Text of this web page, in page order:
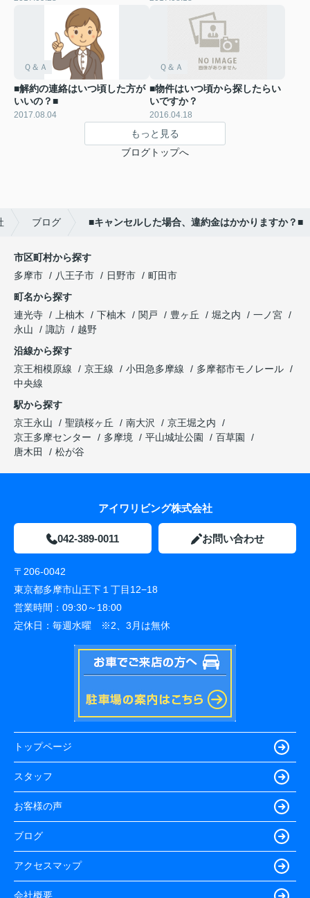
Ｑ＆Ａ
■解約の連絡はいつ頃した方が
いいの？■
2017.08.04
Ｑ＆Ａ
■物件はいつ頃から探したらい
いですか？
2016.04.18
もっと見る
ブログトップへ
ブログ ■キャンセルした場合、違約金はかかりますか？■
市区町村から探す
多摩市
八王子市 日野市
町田市
町名から探す
連光寺
上柚木 下柚木 関戸 豊ヶ丘 堀之内
一ノ宮
永山
諏訪
越野
沿線から探す
京王相模原線
京王線 小田急多摩線
多摩都市モノレール
中央線
駅から探す
京王永山
聖蹟桜ヶ丘 南大沢
京王堀之内
京王多摩センター
多摩境 平山城址公園
百草園
唐木田
松が谷
アイワリビング株式会社
042-389-0011 お問い合わせ
〒206-0042
東京都多摩市山王下１丁目12−18
営業時間： 09:30～18:00
定休日： 毎週水曜 ※2、3月は無休
トップページ
スタッフ
お客様の声
ブログ
アクセスマップ
会社概要